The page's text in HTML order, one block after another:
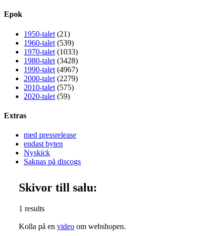
Epok
1950-talet (21)
1960-talet (539)
1970-talet (1033)
1980-talet (3428)
1990-talet (4967)
2000-talet (2279)
2010-talet (575)
2020-talet (59)
Extras
med pressrelease
endast byten
Nyskick
Saknas på discogs
Skivor till salu:
1 results
Kolla på en video om webshopen.